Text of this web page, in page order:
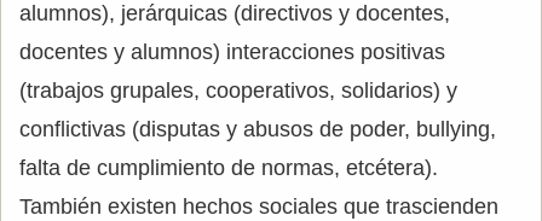
alumnos), jerárquicas (directivos y docentes,
docentes y alumnos) interacciones positivas
(trabajos grupales, cooperativos, solidarios) y
conflictivas (disputas y abusos de poder, bullying,
falta de cumplimiento de normas, etcétera).
También existen hechos sociales que trascienden